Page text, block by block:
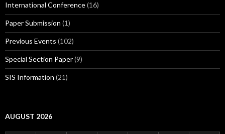
International Conference(16)
Paper Submission (1)
Previous Events (102)
Special Section Paper(9)
SIS Information (21)
AUGUST 2026